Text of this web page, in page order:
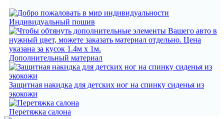
Индивидуальный пошив
Дополнительный материал
Защитная накидка для детских ног на спинку сиденья из
экокожи
Перетяжка салона